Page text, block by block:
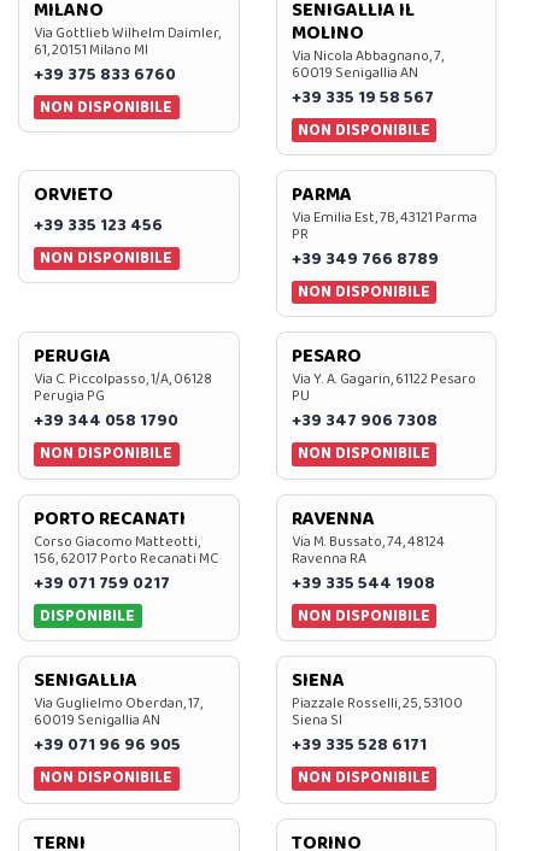
MILANO
Via Gottlieb Wilhelm Daimler,
61, 20151 Milano MI
+39 375 833 6760
NON DISPONIBILE
SENIGALLIA IL
MOLINO
Via Nicola Abbagnano, 7,
60019 Senigallia AN
+39 335 19 58 567
NON DISPONIBILE
ORVIETO
+39 335 123 456
NON DISPONIBILE
PARMA
Via Emilia Est, 7B, 43121 Parma
PR
+39 349 766 8789
NON DISPONIBILE
PERUGIA
Via C. Piccolpasso, 1/A, 06128
Perugia PG
+39 344 058 1790
NON DISPONIBILE
PESARO
Via Y. A. Gagarin, 61122 Pesaro
PU
+39 347 906 7308
NON DISPONIBILE
PORTO RECANATI
Corso Giacomo Matteotti,
156, 62017 Porto Recanati MC
+39 071 759 0217
DISPONIBILE
RAVENNA
Via M. Bussato, 74, 48124
Ravenna RA
+39 335 544 1908
NON DISPONIBILE
SENIGALLIA
Via Guglielmo Oberdan, 17,
60019 Senigallia AN
+39 071 96 96 905
NON DISPONIBILE
SIENA
Piazzale Rosselli, 25, 53100
Siena SI
+39 335 528 6171
NON DISPONIBILE
TERNI TORINO